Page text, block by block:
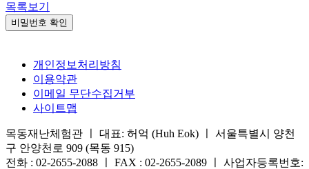
목록보기
비밀번호 확인
개인정보처리방침
이용약관
이메일 무단수집거부
사이트맵
목동재난체험관 ㅣ 대표: 허억 (Huh Eok) ㅣ 서울특별시 양천
구 안양천로 909 (목동 915)
전화 : 02-2655-2088 ㅣ FAX : 02-2655-2089 ㅣ 사업자등록번호: